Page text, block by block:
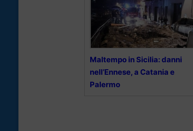
Maltempo in Sicilia: danni
nell’Ennese, a Catania e
Palermo